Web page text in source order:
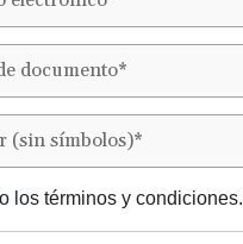
los términos y condiciones.